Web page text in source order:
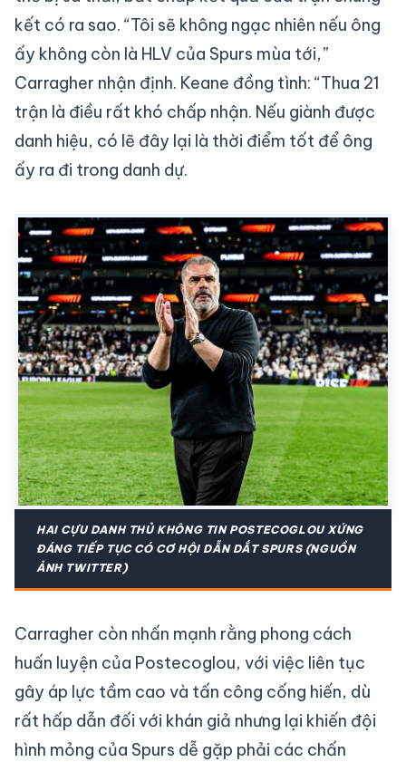
kết có ra sao. “Tôi sẽ không ngạc nhiên nếu ông
ấy không còn là HLV của Spurs mùa tới,”
Carragher nhận định. Keane đồng tình: “Thua 21
trận là điều rất khó chấp nhận. Nếu giành được
danh hiệu, có lẽ đây lại là thời điểm tốt để ông
ấy ra đi trong danh dự.
HAI CỰU DANH THỦ KHÔNG TIN POSTECOGLOU XỨNG
ĐÁNG TIẾP TỤC CÓ CƠ HỘI DẪN DẮT SPURS (NGUỒN
ẢNH TWITTER)
Carragher còn nhấn mạnh rằng phong cách
huấn luyện của Postecoglou, với việc liên tục
gây áp lực tầm cao và tấn công cống hiến, dù
rất hấp dẫn đối với khán giả nhưng lại khiến đội
hình mỏng của Spurs dễ gặp phải các chấn